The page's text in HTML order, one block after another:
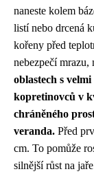
naneste kolem
listí nebo drcená
kořeny před
nebezpečí mrazu,
oblastech s
kopretinovců v
chráněného
veranda. Před
cm. To pomůže
silnější růst na